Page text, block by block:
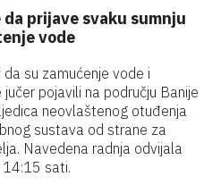
prijave svaku sumnju
vode
su zamućenje vode i
pojavili na području Banije
neovlaštenog otuđenja
sustava od strane za
Navedena radnja odvijala
sati.